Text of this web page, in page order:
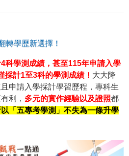
轉學歷新選擇！
科學測成績，甚至115年申請入學
採計1至3科的學測成績！ 大大降
申請入學採計學習歷程，專科生
利， 多元的實作經驗以及證照都
以「五專考學測」不失為一條升學